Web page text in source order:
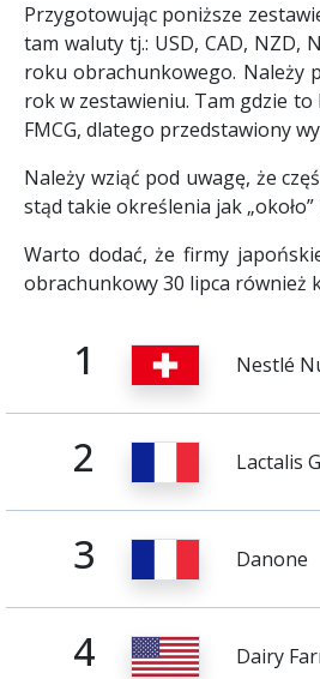
Przygotowując poniższe
tam waluty tj.: USD, CAD, NZD,
roku obrachunkowego. Należy
rok w zestawieniu. Tam gdzie
FMCG, dlatego przedstawiony
Należy wziąć pod uwagę, że
stąd takie określenia jak
Warto dodać, że firmy
obrachunkowy 30 lipca również
1 Nestlé
2 Lactalis
3 Danone
4 Dairy